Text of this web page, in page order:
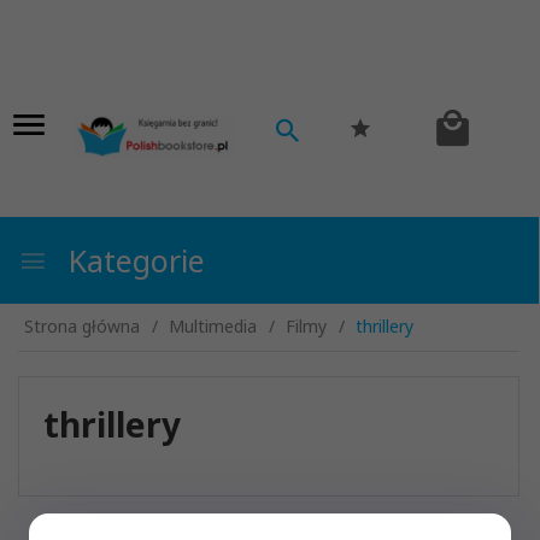
Kategorie
Strona główna Multimedia Filmy thrillery
thrillery